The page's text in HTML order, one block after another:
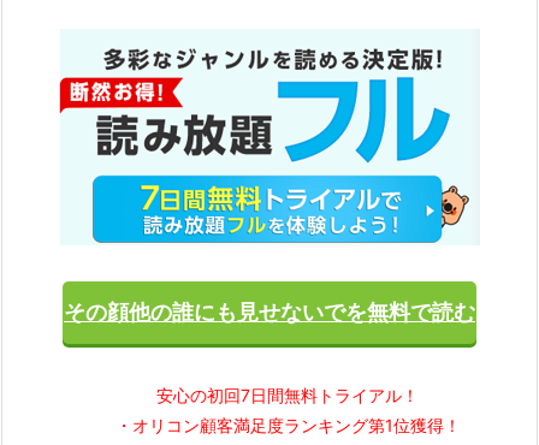
その顔他の誰にも見せないでを無料で読む
安心の初回7日間無料トライアル！
・オリコン顧客満足度ランキング第1位獲得！